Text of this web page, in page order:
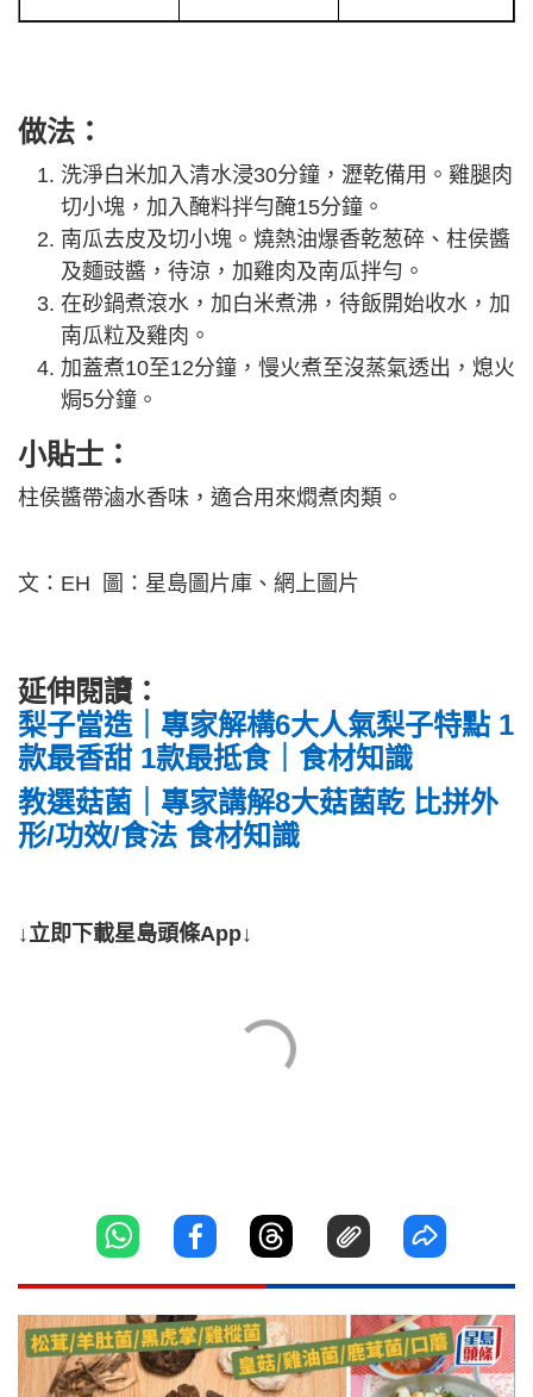
做法：
洗淨白米加入清水浸30分鐘，瀝乾備用。雞腿肉
切小塊，加入醃料拌勻醃15分鐘。
南瓜去皮及切小塊。燒熱油爆香乾葱碎、柱侯醬
及麵豉醬，待涼，加雞肉及南瓜拌勻。
在砂鍋煮滾水，加白米煮沸，待飯開始收水，加
南瓜粒及雞肉。
加蓋煮10至12分鐘，慢火煮至沒蒸氣透出，熄火
焗5分鐘。
小貼士：
柱侯醬帶滷水香味，適合用來燜煮肉類。
文：EH 圖：星島圖片庫、網上圖片
延伸閱讀：
梨子當造｜專家解構6大人氣梨子特點 1
款最香甜 1款最抵食｜食材知識
教選菇菌｜專家講解8大菇菌乾 比拼外
形/功效/食法 食材知識
↓立即下載星島頭條App↓